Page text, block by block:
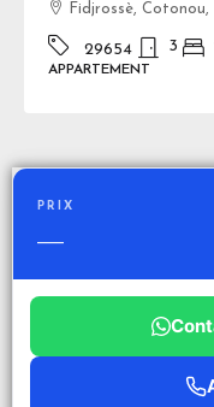
Fidjrossè,
29654 3
APPARTEMENT
PRIX
—